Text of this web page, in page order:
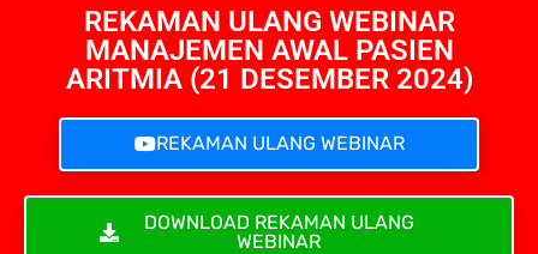
REKAMAN ULANG WEBINAR
MANAJEMEN AWAL PASIEN
ARITMIA (21 DESEMBER 2024)
REKAMAN ULANG WEBINAR
DOWNLOAD REKAMAN ULANG
WEBINAR